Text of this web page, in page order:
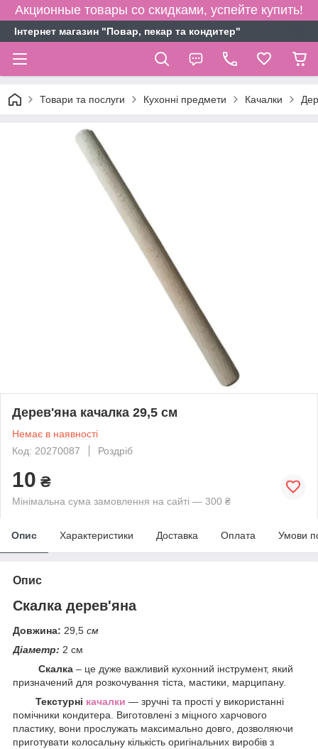
Акционные товары со скидками, успейте купить!
Інтернет магазин "Повар, пекар та кондитер"
Товари та послуги Кухонні предмети Качалки
Дерев'яна качалка 29,5 см
Немає в наявності
Код: 20270087
Роздріб
10 ₴
Мінімальна сума замовлення на сайті — 300 ₴
Опис Характеристики Доставка Оплата Умови
Опис
Скалка дерев'яна
Довжина: 29,5 см
Діаметр: 2 см
Скалка – це дуже важливий кухонний інструмент, який
призначений для розкочування тіста, мастики, марципану.
Текстурні качалки — зручні та прості у використанні
помічники кондитера. Виготовлені з міцного харчового
пластику, вони прослужать максимально довго, дозволяючи
приготувати колосальну кількість оригінальних виробів з